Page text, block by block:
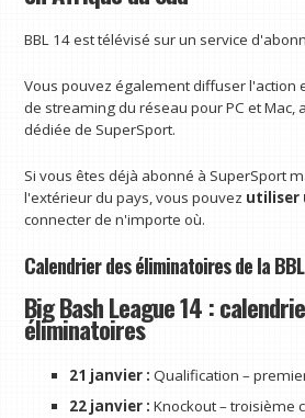
BBL 14 est télévisé sur un service
Vous pouvez également diffuser l'action
de streaming du réseau pour PC et Mac,
dédiée de SuperSport.
Si vous êtes déjà abonné à SuperSport
l'extérieur du pays, vous pouvez utiliser
connecter de n'importe où.
Calendrier des éliminatoires de la
Big Bash League 14 :
éliminatoires
21 janvier : Qualification –
22 janvier : Knockout – troisième